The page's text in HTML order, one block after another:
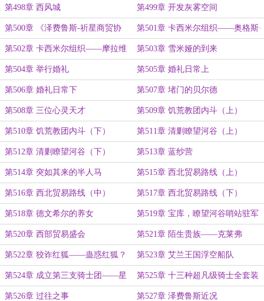
第498章 西风城 第499章 开发灰雾空间
第500章 《泽费鲁斯-祈星商贸协
定》
第501章 卡西米尔组织——奥格斯·
摩拉维亚
第502章 卡西米尔组织——摩拉维
亚公爵
第503章 雪米娅的到来
第504章 举行婚礼 第505章 婚礼日常上
第506章 婚礼日常下 第507章 堵门的贝尔德
第508章 三位心灵天才 第509章 饥荒教团内斗（上）
第510章 饥荒教团内斗（下） 第511章 清剿瞭望河谷（上）
第512章 清剿瞭望河谷（下） 第513章 蓝纱营
第514章 突如其来的半人马 第515章 西北贸易路线（上）
第516章 西北贸易路线（中） 第517章 西北贸易路线（下）
第518章 德文希尔的养女 第519章 宝库，瞭望河谷哨站驻军
第520章 西部贸易盛会 第521章 陌生贵族——克莱弗
第522章 狡诈红狐——蛊惑红狐？ 第523章 艾兰王国浮空船队
第524章 成立第三支骑士团——星
月骑士团
第525章 十三种超凡级骑士全套装
备锻造方法
第526章 过往之事 第527章 泽费鲁斯近况